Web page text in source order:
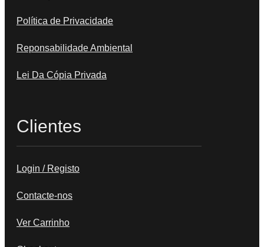
Política de Privacidade
Reponsabilidade Ambiental
Lei Da Cópia Privada
Clientes
Login / Registo
Contacte-nos
Ver Carrinho